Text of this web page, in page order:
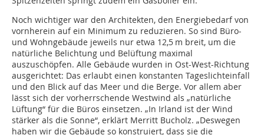
Noch wichtiger war den Architekten, den Energiebedarf von
vornherein auf ein Minimum zu reduzieren. So sind Büro-
und Wohngebäude jeweils nur etwa 12,5 m breit, um die
natürliche Belichtung und Belüftung maximal
auszuschöpfen. Alle Gebäude wurden in Ost-West-Richtung
ausgerichtet: Das erlaubt einen konstanten Tageslichteinfall
und den Blick auf das Meer und die Berge. Vor allem aber
lässt sich der vorherrschende Westwind als „natürliche
Lüftung“ für die Büros einsetzen. „In Irland ist der Wind
stärker als die Sonne“, erklärt Merritt Bucholz. „Deswegen
haben wir die Gebäude so konstruiert, dass sie die